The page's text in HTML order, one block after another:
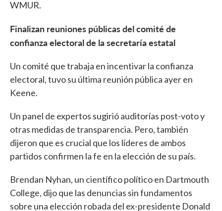
WMUR.
Finalizan reuniones públicas del comité de
confianza electoral de la secretaría estatal
Un comité que trabaja en incentivar la confianza
electoral, tuvo su última reunión pública ayer en
Keene.
Un panel de expertos sugirió auditorías post-voto y
otras medidas de transparencia. Pero, también
dijeron que es crucial que los líderes de ambos
partidos confirmen la fe en la elección de su país.
Brendan Nyhan, un científico político en Dartmouth
College, dijo que las denuncias sin fundamentos
sobre una elección robada del ex-presidente Donald